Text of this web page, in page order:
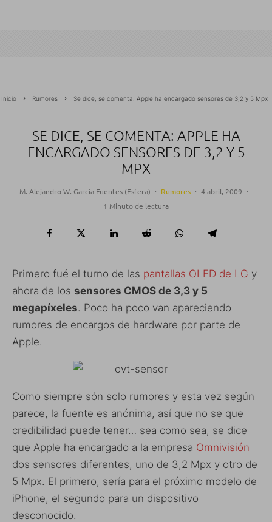
Inicio Rumores Se dice, se comenta: Apple ha encargado sensores de 3,2 y 5 Mpx
SE DICE, SE COMENTA: APPLE HA
ENCARGADO SENSORES DE 3,2 Y 5
MPX
M. Alejandro W. García Fuentes (Esfera) · Rumores · 4 abril, 2009 ·
1 Minuto de lectura
Primero fué el turno de las pantallas OLED de LG y
ahora de los sensores CMOS de 3,3 y 5
megapíxeles. Poco ha poco van apareciendo
rumores de encargos de hardware por parte de
Apple.
Como siempre són solo rumores y esta vez según
parece, la fuente es anónima, así que no se que
credibilidad puede tener… sea como sea, se dice
que Apple ha encargado a la empresa Omnivisión
dos sensores diferentes, uno de 3,2 Mpx y otro de
5 Mpx. El primero, sería para el próximo modelo de
iPhone, el segundo para un dispositivo
desconocido.